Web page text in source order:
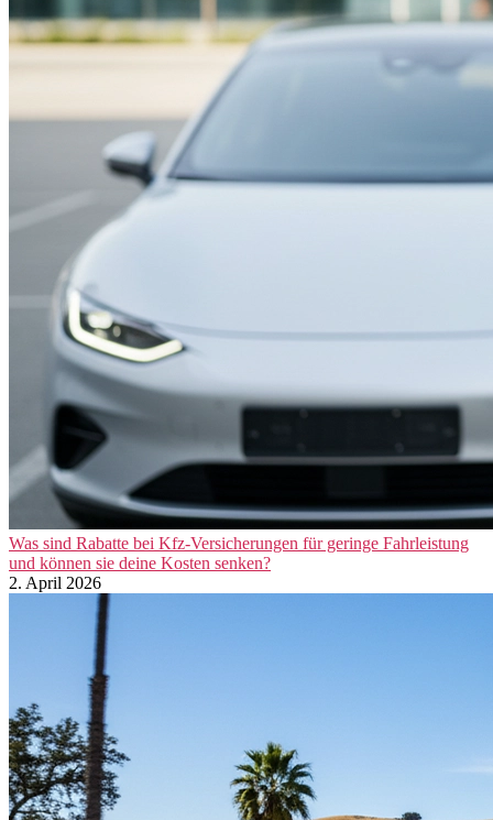
Was sind Rabatte bei Kfz-Versicherungen für geringe Fahrleistung
und können sie deine Kosten senken?
2. April 2026